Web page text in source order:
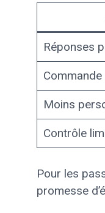
Réponses
Moins
Contrôle
Pour les
promesse